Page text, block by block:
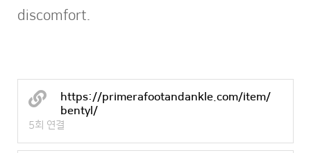
discomfort.
https://primerafootandankle.com/item/
bentyl/
5회 연결